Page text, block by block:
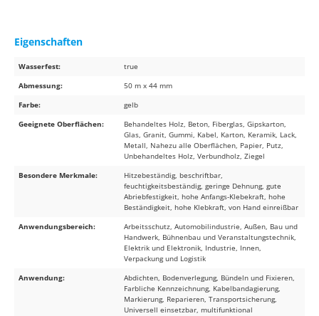
Eigenschaften
Wasserfest:
true
Abmessung:
50 m x 44 mm
Farbe:
gelb
Geeignete Oberflächen:
Behandeltes Holz, Beton, Fiberglas, Gipskarton,
Glas, Granit, Gummi, Kabel, Karton, Keramik, Lack,
Metall, Nahezu alle Oberflächen, Papier, Putz,
Unbehandeltes Holz, Verbundholz, Ziegel
Besondere Merkmale:
Hitzebeständig, beschriftbar,
feuchtigkeitsbeständig, geringe Dehnung, gute
Abriebfestigkeit, hohe Anfangs-Klebekraft, hohe
Beständigkeit, hohe Klebkraft, von Hand einreißbar
Anwendungsbereich:
Arbeitsschutz, Automobilindustrie, Außen, Bau und
Handwerk, Bühnenbau und Veranstaltungstechnik,
Elektrik und Elektronik, Industrie, Innen,
Verpackung und Logistik
Anwendung:
Abdichten, Bodenverlegung, Bündeln und Fixieren,
Farbliche Kennzeichnung, Kabelbandagierung,
Markierung, Reparieren, Transportsicherung,
Universell einsetzbar, multifunktional